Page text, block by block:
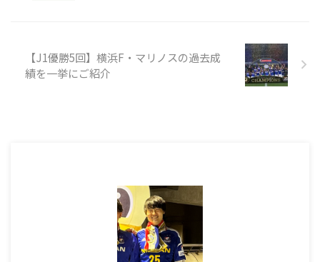
【J1優勝5回】横浜F・マリノスの過去成
績を一挙にご紹介